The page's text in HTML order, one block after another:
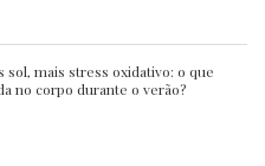
sol, mais stress oxidativo: o que
no corpo durante o verão?